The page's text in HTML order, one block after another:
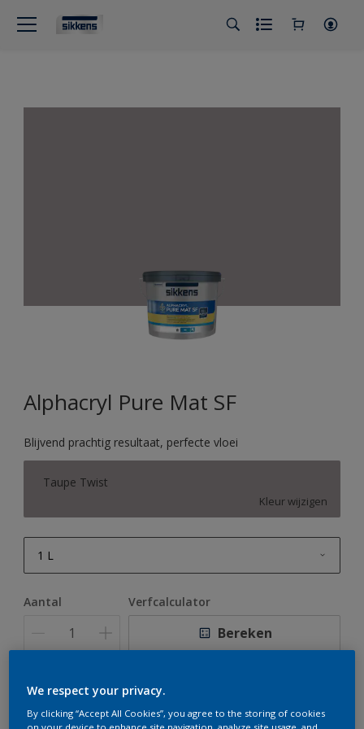
Alphacryl Pure Mat SF
Blijvend prachtig resultaat, perfecte vloei
Taupe Twist
Kleur wijzigen
1 L
Aantal Verfcalculator
Bereken
Op dit moment is het niet mogelijk dit product online
te bestellen. Houd de website in de gaten, we werken
We respect your privacy.
By clicking “Accept All Cookies”, you agree to the storing of cookies
on your device to enhance site navigation, analyze site usage, and